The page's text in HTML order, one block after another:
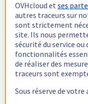
OVHcloud etses
autres traceurs sur
sont strictement
site. Ils nous
sécurité du service
fonctionnalités
de réaliser des
traceurs sont
Sous réserve de